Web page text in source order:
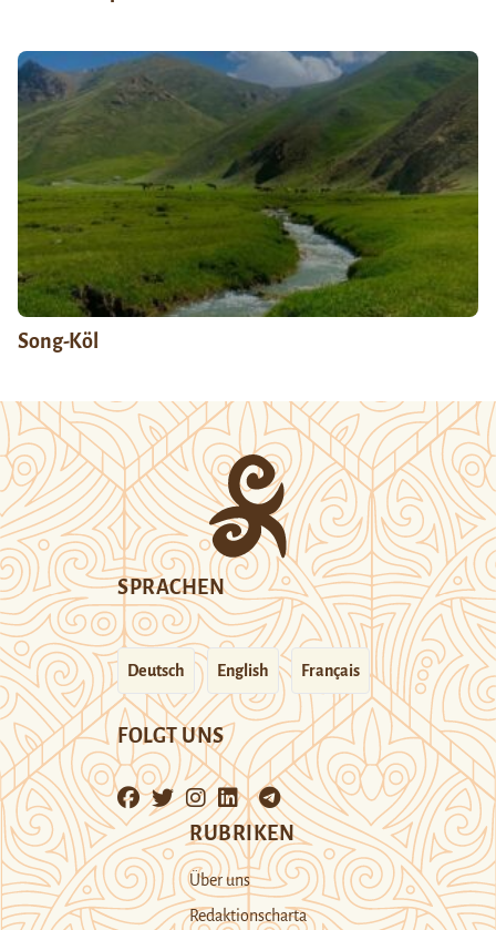
Song-Köl
SPRACHEN
Deutsch English Français
FOLGT UNS
RUBRIKEN
Über uns
Redaktionscharta